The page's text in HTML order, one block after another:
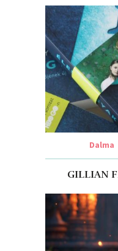
Dalma
GILLIAN